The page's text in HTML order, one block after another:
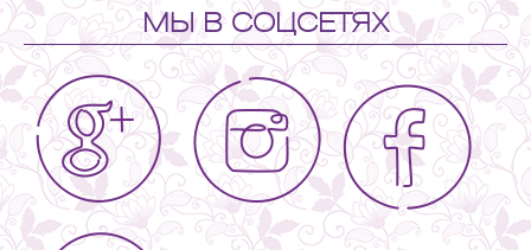
МЫ В СОЦСЕТЯХ